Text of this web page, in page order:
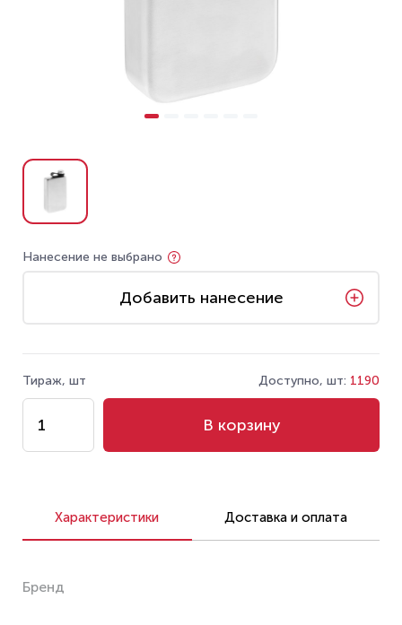
Нанесение не выбрано
Добавить нанесение
Тираж, шт Доступно, шт: 1190
В корзину
Характеристики Доставка и оплата
Бренд